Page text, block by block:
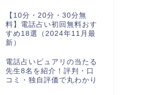
【10分・20分・30分無
料】電話占い初回無料おす
すめ18選（2024年11月最
新）
電話占いピュアリの当たる
先生8名を紹介！評判・口
コミ・独自評価で丸わかり